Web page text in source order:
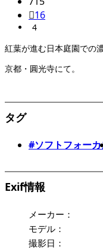
16
4
紅葉が進む日本庭園での
京都・圓光寺にて。
タグ
#ソフトフォーカ
Exif情報
メーカー：
モデル：
撮影日：